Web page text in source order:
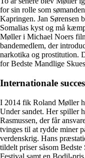
for sin rolle som
Kapringen. Jan Sørensen
Somalias kyst og må
Møller i Michael Noers
bandemedlem, der
narkotika og prostitution.
for Bedste Mandlige
Internationale
I 2014 fik Roland Møller
Under sandet. Her spiller
Rasmussen, der får
tvinges til at rydde miner
verdenskrig. Hans
tildelt priser såsom
Festival samt en Bodil-